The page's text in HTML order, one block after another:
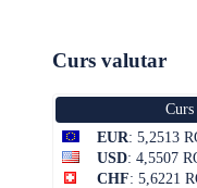
Curs valutar
EUR: 5,2513
USD: 4,5507
CHF: 5,6221